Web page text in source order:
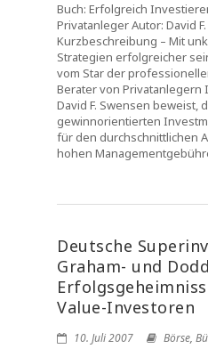
Buch: Erfolgreich
Privatanleger Autor: David
Kurzbeschreibung – Mit
Strategien erfolgreicher
vom Star der
Berater von
David F. Swensen beweist,
gewinnorientierten
für den durchschnittlichen
hohen
Deutsche
Graham- und
Value-Investoren
10. Juli 2007 Börse,